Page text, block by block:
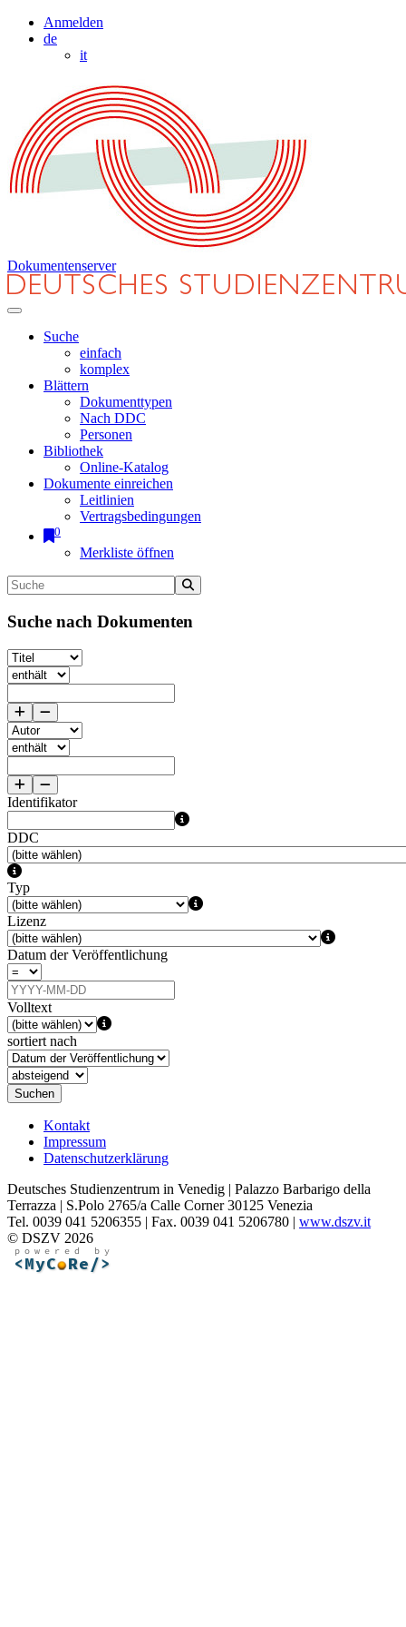
Anmelden
de
it
Dokumentenserver
Suche
einfach
komplex
Blättern
Dokumenttypen
Nach DDC
Personen
Bibliothek
Online-Katalog
Dokumente einreichen
Leitlinien
Vertragsbedingungen
0
Merkliste öffnen
Suche nach Dokumenten
Identifikator
DDC
Typ
Lizenz
Datum der Veröffentlichung
Volltext
sortiert nach
Suchen
Kontakt
Impressum
Datenschutzerklärung
Deutsches Studienzentrum in Venedig | Palazzo Barbarigo della
Terrazza | S.Polo 2765/a Calle Corner 30125 Venezia
Tel. 0039 041 5206355 | Fax. 0039 041 5206780 | www.dszv.it
© DSZV 2026